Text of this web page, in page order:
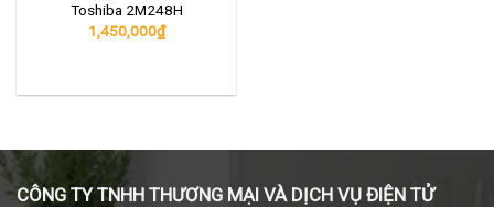
Toshiba 2M248H
1,450,000₫
CÔNG TY TNHH THƯƠNG MẠI VÀ DỊCH VỤ ĐIỆN TỬ